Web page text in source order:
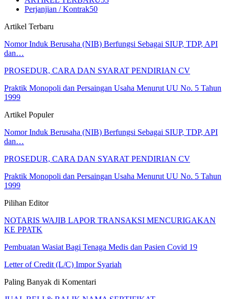
Perjanjian / Kontrak50
Artikel Terbaru
Nomor Induk Berusaha (NIB) Berfungsi Sebagai SIUP, TDP, API
dan…
PROSEDUR, CARA DAN SYARAT PENDIRIAN CV
Praktik Monopoli dan Persaingan Usaha Menurut UU No. 5 Tahun
1999
Artikel Populer
Nomor Induk Berusaha (NIB) Berfungsi Sebagai SIUP, TDP, API
dan…
PROSEDUR, CARA DAN SYARAT PENDIRIAN CV
Praktik Monopoli dan Persaingan Usaha Menurut UU No. 5 Tahun
1999
Pilihan Editor
NOTARIS WAJIB LAPOR TRANSAKSI MENCURIGAKAN
KE PPATK
Pembuatan Wasiat Bagi Tenaga Medis dan Pasien Covid 19
Letter of Credit (L/C) Impor Syariah
Paling Banyak di Komentari